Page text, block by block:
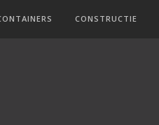
CONSTRUCTIE